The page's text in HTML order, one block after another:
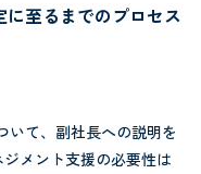
に至るまでのプロセス
いて、副社長への説明を
メント支援の必要性は